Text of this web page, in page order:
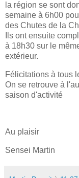
la région se sont
semaine à 6h00
des Chutes de la
Ils ont ensuite
à 18h30 sur le
extérieur.
Félicitations à tous
On se retrouve à
saison d'activité
Au plaisir
Sensei Martin